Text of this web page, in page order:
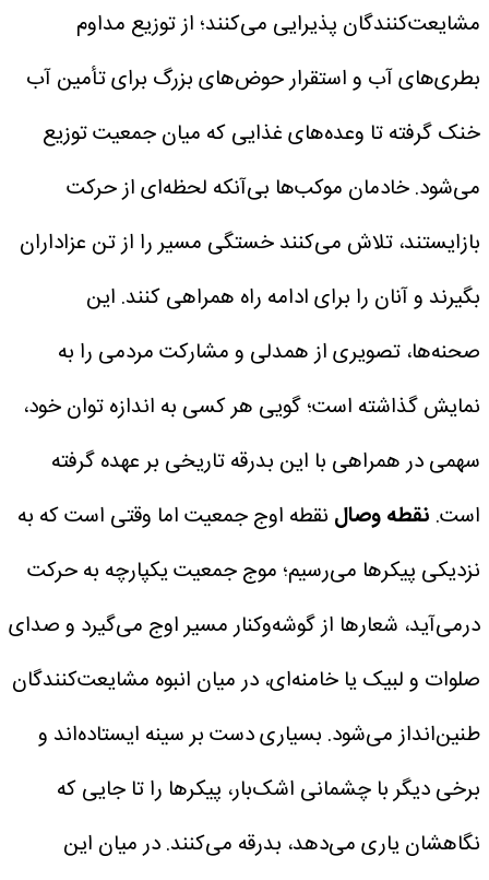
مشایعت‌کنندگان پذیرایی می‌کنند؛ از توزیع مداوم
بطری‌های آب و استقرار حوض‌های بزرگ برای تأمین آب
خنک گرفته تا وعده‌های غذایی که میان جمعیت توزیع
می‌شود. خادمان موکب‌ها بی‌آنکه لحظه‌ای از حرکت
بازایستند، تلاش می‌کنند خستگی مسیر را از تن عزاداران
بگیرند و آنان را برای ادامه راه همراهی کنند. این
صحنه‌ها، تصویری از همدلی و مشارکت مردمی را به
نمایش گذاشته است؛ گویی هر کسی به اندازه توان خود،
سهمی در همراهی با این بدرقه تاریخی بر عهده گرفته
است. نقطه وصال نقطه اوج جمعیت اما وقتی است که به
نزدیکی پیکرها می‌رسیم؛ موج جمعیت یکپارچه به حرکت
درمی‌آید، شعارها از گوشه‌وکنار مسیر اوج می‌گیرد و صدای
صلوات و لبیک یا خامنه‌ای، در میان انبوه مشایعت‌کنندگان
طنین‌انداز می‌شود. بسیاری دست بر سینه ایستاده‌اند و
برخی دیگر با چشمانی اشک‌بار، پیکرها را تا جایی که
نگاهشان یاری می‌دهد، بدرقه می‌کنند. در میان این